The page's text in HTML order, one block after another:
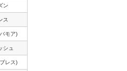
ン
ス
モア)
シュ
レス)